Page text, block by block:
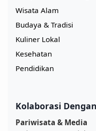
Wisata Alam
Budaya & Tradisi
Kuliner Lokal
Kesehatan
Pendidikan
Kolaborasi
Pariwisata & Media